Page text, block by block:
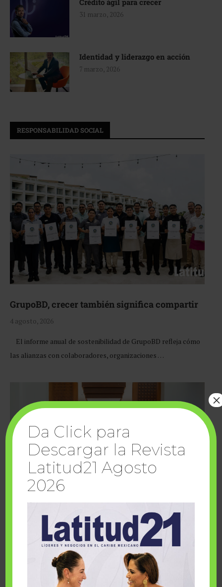
Crédito ágil para crecer
31 marzo, 2026
Identidad y liderazgo en acción
7 marzo, 2026
RESPONSABILIDAD SOCIAL
GrupoBD, crecer también significa compartir
4 agosto, 2026
El informe anual de sostenibilidad de GrupoBD refleja cómo
las alianzas con colaboradores, organizaciones …
Cuando la solidaridad inspira; cumplen
sueños Fairmont Mayakoba y Make-A-Wish
Da Click para
Descargar la Revista
Latitud21 Agosto
2026
×